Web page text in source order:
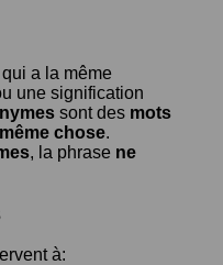
a la même
une signification
sont des mots
chose.
, la phrase ne
à: